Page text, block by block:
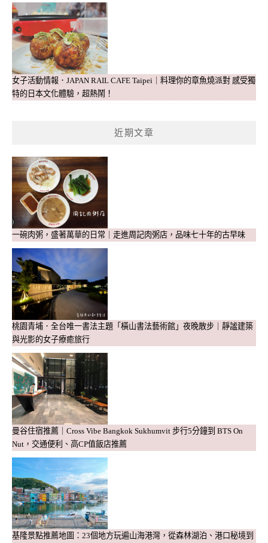
女子活動情報．JAPAN RAIL CAFE Taipei｜料理你的章魚燒派對 感受獨
特的日本文化體驗，超熱鬧！
近期文章
一碗肉粥，盛著萬華的日常｜走進周記肉粥店，品味七十年的古早味
桃園青埔．全台唯一書法主題「橫山書法藝術館」夜晚散步｜靜謐建築
與光影的女子療癒旅行
曼谷住宿推薦｜Cross Vibe Bangkok Sukhumvit 步行5分鐘到 BTS On
Nut，交通便利、高CP值飯店推薦
基隆景點推薦地圖：23個地方玩遍山海港灣，從森林湖泊、港口秘境到